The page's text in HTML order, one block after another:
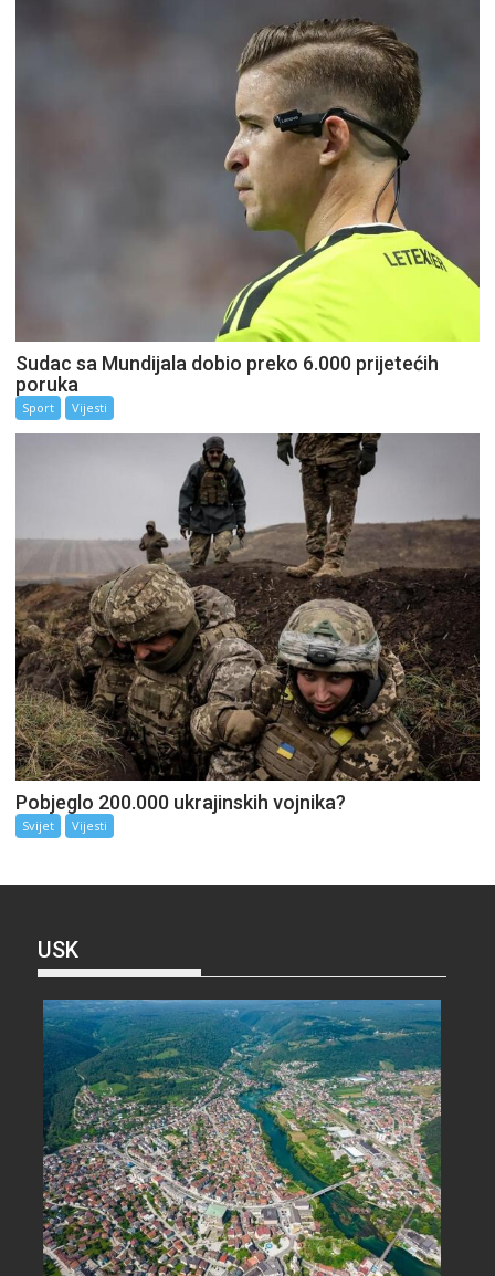
Sudac sa Mundijala dobio preko 6.000 prijetećih
poruka
Sport Vijesti
Pobjeglo 200.000 ukrajinskih vojnika?
Svijet Vijesti
USK